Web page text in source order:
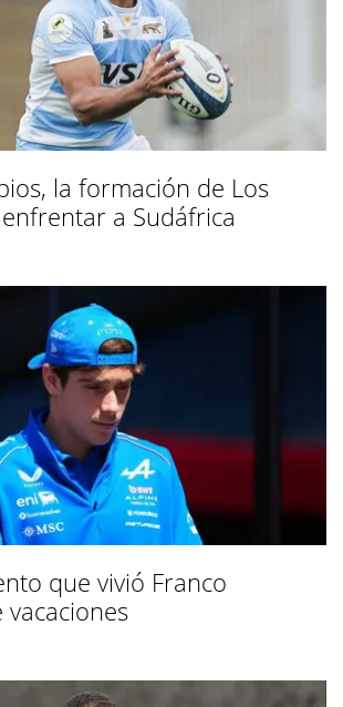
la formación de Los
a Sudáfrica
que vivió Franco